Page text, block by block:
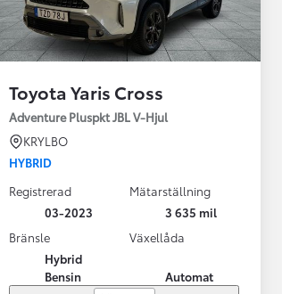
Toyota Yaris Cross
Adventure Pluspkt JBL V-Hjul
KRYLBO
HYBRID
Registrerad
03-2023
Mätarställning
3 635 mil
Bränsle
Hybrid
Bensin
Växellåda
Automat